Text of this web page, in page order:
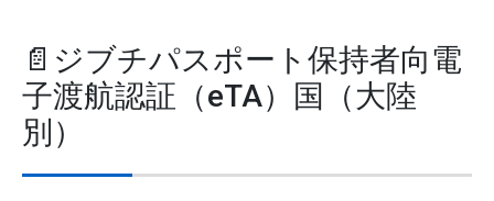
📄ジブチパスポート保持者向電
子渡航認証（eTA）国（大陸
別）